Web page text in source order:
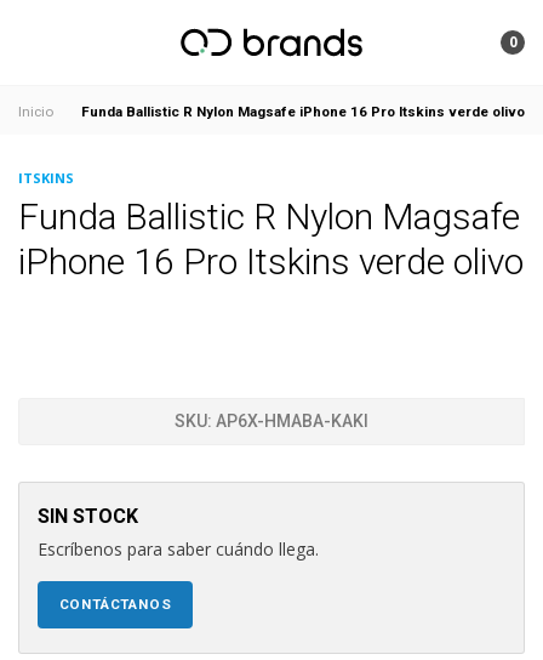
0
Inicio Funda Ballistic R Nylon Magsafe iPhone 16 Pro Itskins verde olivo
ITSKINS
Funda Ballistic R Nylon Magsafe
iPhone 16 Pro Itskins verde olivo
SKU: AP6X-HMABA-KAKI
SIN STOCK
Escríbenos para saber cuándo llega.
CONTÁCTANOS